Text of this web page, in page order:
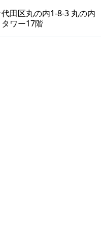
田区丸の内1-8-3 丸の内
タワー17階